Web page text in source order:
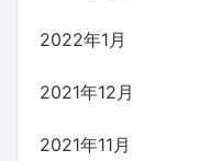
2022年1月
2021年12月
2021年11月